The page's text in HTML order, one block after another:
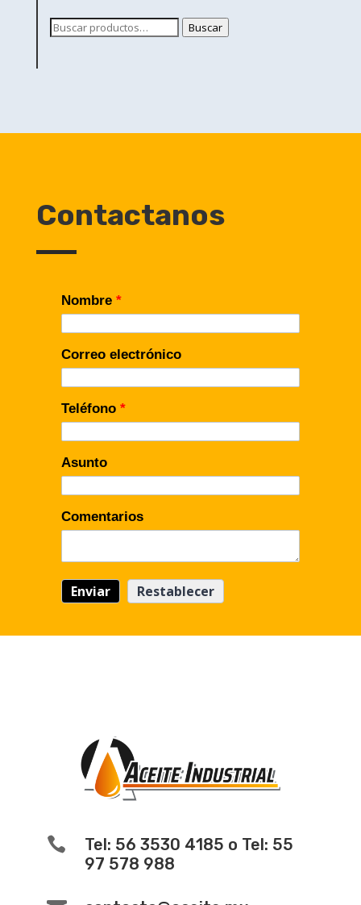
Buscar
Buscar
Contactanos
Nombre *
Correo electrónico
Teléfono *
Asunto
Comentarios

Tel: 56 3530 4185 o Tel: 55
97 578 988